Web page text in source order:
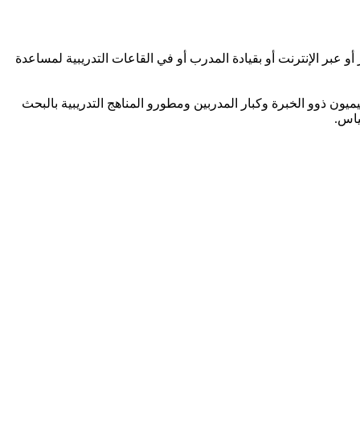
الإنترنت أو بقيادة المدرب أو في القاعات التدريبية لمساعدة
قام المصممون التعليميون ذوو الخبرة وكبار المدربين ومطورو المناهج التدريبية بالبحث